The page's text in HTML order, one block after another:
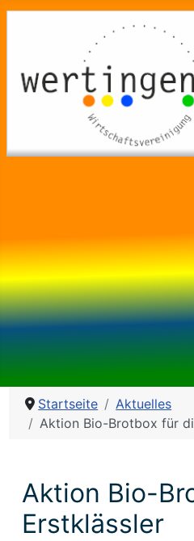
Startseite
Aktuelles
Aktion Bio-Brotbox für
Aktion Bio-
Erstklässler